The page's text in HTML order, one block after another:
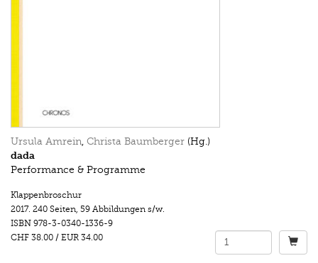
Ursula Amrein Christa Baumberger (Hg.)
dada
Performance & Programme
Klappenbroschur
2017. 240 Seiten, 59 Abbildungen s/w.
ISBN 978-3-0340-1336-9
CHF 38.00 / EUR 34.00